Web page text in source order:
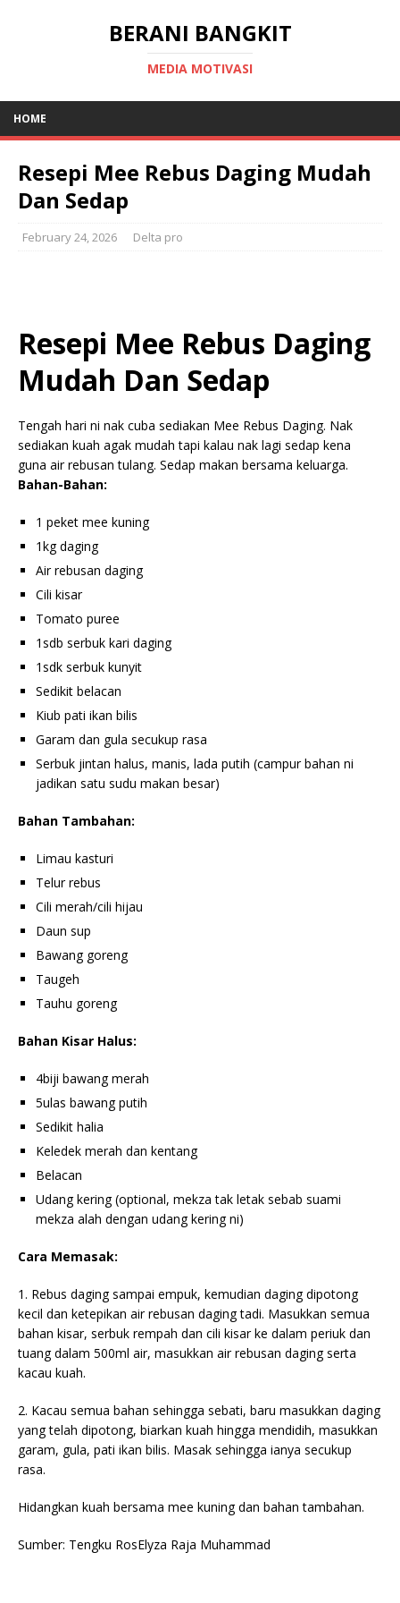
BERANI BANGKIT
MEDIA MOTIVASI
HOME
Resepi Mee Rebus Daging Mudah
Dan Sedap
February 24, 2026 Delta pro
Resepi Mee Rebus Daging
Mudah Dan Sedap
Tengah hari ni nak cuba sediakan Mee Rebus Daging. Nak
sediakan kuah agak mudah tapi kalau nak lagi sedap kena
guna air rebusan tulang. Sedap makan bersama keluarga.
Bahan-Bahan:
1 peket mee kuning
1kg daging
Air rebusan daging
Cili kisar
Tomato puree
1sdb serbuk kari daging
1sdk serbuk kunyit
Sedikit belacan
Kiub pati ikan bilis
Garam dan gula secukup rasa
Serbuk jintan halus, manis, lada putih (campur bahan ni
jadikan satu sudu makan besar)
Bahan Tambahan:
Limau kasturi
Telur rebus
Cili merah/cili hijau
Daun sup
Bawang goreng
Taugeh
Tauhu goreng
Bahan Kisar Halus:
4biji bawang merah
5ulas bawang putih
Sedikit halia
Keledek merah dan kentang
Belacan
Udang kering (optional, mekza tak letak sebab suami
mekza alah dengan udang kering ni)
Cara Memasak:
1. Rebus daging sampai empuk, kemudian daging dipotong
kecil dan ketepikan air rebusan daging tadi. Masukkan semua
bahan kisar, serbuk rempah dan cili kisar ke dalam periuk dan
tuang dalam 500ml air, masukkan air rebusan daging serta
kacau kuah.
2. Kacau semua bahan sehingga sebati, baru masukkan daging
yang telah dipotong, biarkan kuah hingga mendidih, masukkan
garam, gula, pati ikan bilis. Masak sehingga ianya secukup
rasa.
Hidangkan kuah bersama mee kuning dan bahan tambahan.
Sumber: Tengku RosElyza Raja Muhammad